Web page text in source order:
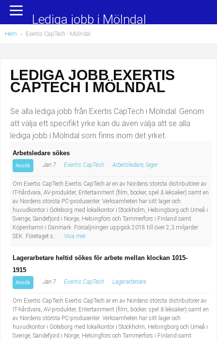
Yrkesområden
Administration, ekonomi, juridik
Chefer och verksamhetsledare
Data/IT
Försäljning, inköp, marknadsföring
Hantverksyrken
Hotell, restaurang, storhushåll
Hälso- och sjukvård
Industriell tillverkning
Kropps- och skönhetsvård
Kultur, media, design
Militärt arbete
Populära jobb
Undersköterska, hemtjänst och äldreboende
Barnskötare
Lärare i förskola/Förskollärare
Lagerarbetare
Bussförare/Busschaufför
Elevassistent
Personlig assistent
Behandlingsassistent/Socialpedagog
Budbilsförare
Tidningsbud/Tidningsdistributör
Lärare i fritidshem/Fritidspedagog
Lediga jobb i Mölndal
Hem › Exertis CapTech - Mölndal
LEDIGA JOBB EXERTIS
CAPTECH I MÖLNDAL
Se alla lediga jobb från Exertis CapTech i Mölndal. Genom
att välja ett specifikt yrke kan du även välja att se alla
lediga jobb i Mölndal som finns inom det yrket.
Arbetsledare sökes
Ansök Jan 7 Exertis CapTech Arbetsledare, lager
Om Exertis CapTech Exertis CapTech är en av Nordens största distributörer av
IT-hårdvara, AV-produkter, Entertainment (film, böcker, spel & leksaker) samt en
av Nordens största PC-producenter. Verksamheten har sitt lager och
huvudkontor i Göteborg med lokalkontor i Stockholm, Helsingborg och Umeå i
Sverige, Sandefjord i Norge, Helsingfors och Tammerfors i Finland samt
Köpenhamn i Danmark. Försäljningen uppgick 2018 till över 2,3 miljarder
SEK. Företaget s...
Visa mer
Lagerarbetare heltid sökes för arbete mellan klockan 1015-
1915
Ansök Jan 7 Exertis CapTech Lagerarbetare
Om Exertis CapTech Exertis CapTech är en av Nordens största distributörer av
IT-hårdvara, AV-produkter, Entertainment (film, böcker, spel & leksaker) samt en
av Nordens största PC-producenter. Verksamheten har sitt lager och
huvudkontor i Göteborg med lokalkontor i Stockholm, Helsingborg och Umeå i
Sverige, Sandefjord i Norge, Helsingfors och Tammerfors i Finland samt